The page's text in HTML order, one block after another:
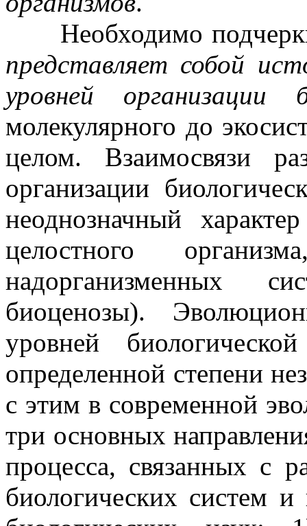
Необходимо
представляет собой
уровней организации
молекулярного до
целом. Взаимосвязи
организации
неоднозначный
целостного
надорганизменных
биоценозы).
уровней
определенной степени
с этим в современной
три основных
процесса, связанных с
биологических систем